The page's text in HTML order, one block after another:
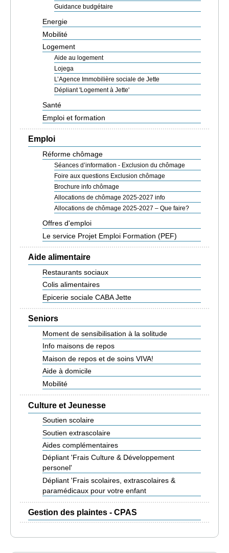
Guidance budgétaire
Energie
Mobilité
Logement
Aide au logement
Lojega
L’Agence Immobilière sociale de Jette
Dépliant 'Logement à Jette'
Santé
Emploi et formation
Emploi
Réforme chômage
Séances d’information - Exclusion du chômage
Foire aux questions Exclusion chômage
Brochure info chômage
Allocations de chômage 2025-2027 info
Allocations de chômage 2025-2027 – Que faire?
Offres d'emploi
Le service Projet Emploi Formation (PEF)
Aide alimentaire
Restaurants sociaux
Colis alimentaires
Epicerie sociale CABA Jette
Seniors
Moment de sensibilisation à la solitude
Info maisons de repos
Maison de repos et de soins VIVA!
Aide à domicile
Mobilité
Culture et Jeunesse
Soutien scolaire
Soutien extrascolaire
Aides complémentaires
Dépliant 'Frais Culture & Développement
personel'
Dépliant 'Frais scolaires, extrascolaires &
paramédicaux pour votre enfant
Gestion des plaintes - CPAS